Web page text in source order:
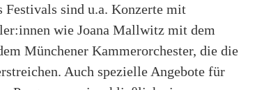
Festivals sind u.a. Konzerte mit
wie Joana Mallwitz mit dem
Münchener Kammerorchester, die die
Auch spezielle Angebote für